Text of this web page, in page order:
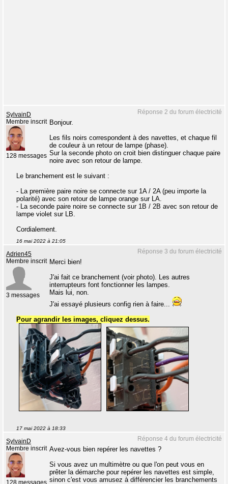
Réponse 2 du forum électricité
SylvainD
Membre inscrit
128 messages
Bonjour.
Les fils noirs correspondent à des navettes, et chaque fil
de couleur à un retour de lampe (phase).
Sur la seconde photo on croit bien distinguer chaque paire
noire avec son retour de lampe.
Le branchement est le suivant :
- La première paire noire se connecte sur 1A / 2A (peu importe la
polarité) avec son retour de lampe orange sur LA.
- La seconde paire noire se connecte sur 1B / 2B avec son retour de
lampe violet sur LB.
Cordialement.
16 mai 2022 à 21:05
Réponse 3 du forum électricité
Adrien45
Membre inscrit
3 messages
Merci bien!
J'ai fait ce branchement (voir photo). Les autres
interrupteurs font fonctionner les lampes.
Mais lui, non.
J'ai essayé plusieurs config rien à faire...
Pour agrandir les images, cliquez dessus.
17 mai 2022 à 18:33
Réponse 4 du forum électricité
SylvainD
Membre inscrit
128 messages
Avez-vous bien repérer les navettes ?
Si vous avez un multimètre ou que l'on peut vous en
prêter la démarche pour repérer les navettes est simple,
sinon c'est vous amusez à différencier les branchements